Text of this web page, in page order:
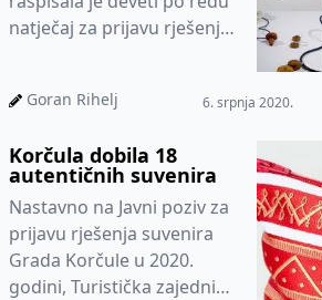
natječaj za prijavu rješenja
Goran Rihelj 6. srpnja 2020.
Korčula dobila 18
autentičnih suvenira
Nastavno na Javni poziv za
prijavu rješenja suvenira
Grada Korčule u 2020.
godini, Turistička zajednica